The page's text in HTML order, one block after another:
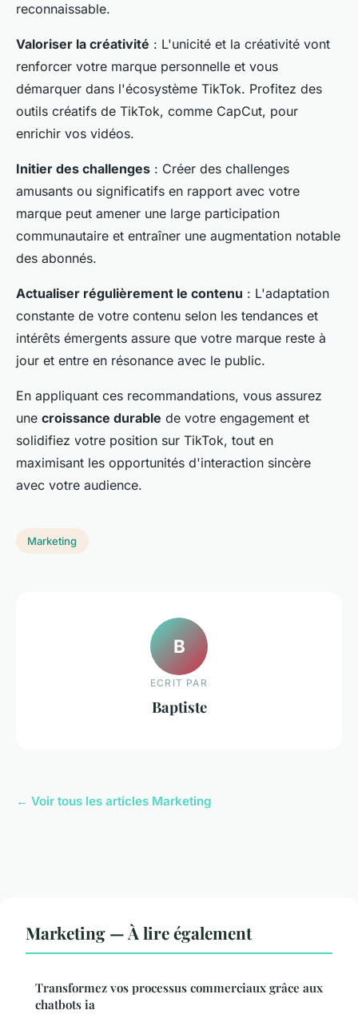
reconnaissable.
Valoriser la créativité : L'unicité et la créativité vont
renforcer votre marque personnelle et vous
démarquer dans l'écosystème TikTok. Profitez des
outils créatifs de TikTok, comme CapCut, pour
enrichir vos vidéos.
Initier des challenges : Créer des challenges
amusants ou significatifs en rapport avec votre
marque peut amener une large participation
communautaire et entraîner une augmentation notable
des abonnés.
Actualiser régulièrement le contenu : L'adaptation
constante de votre contenu selon les tendances et
intérêts émergents assure que votre marque reste à
jour et entre en résonance avec le public.
En appliquant ces recommandations, vous assurez
une croissance durable de votre engagement et
solidifiez votre position sur TikTok, tout en
maximisant les opportunités d'interaction sincère
avec votre audience.
Marketing
B
ECRIT PAR
Baptiste
← Voir tous les articles Marketing
Marketing — À lire également
Transformez vos processus commerciaux grâce aux
chatbots ia